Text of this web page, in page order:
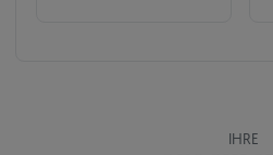
IHRE